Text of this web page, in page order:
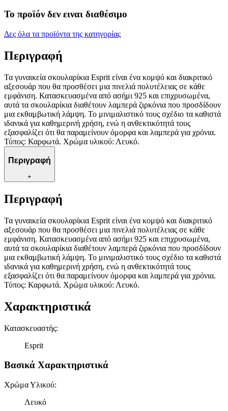
Το προϊόν δεν ειναι διαθέσιμο
Δες όλα τα προϊόντα της κατηγορίας
Περιγραφή
Τα γυναικεία σκουλαρίκια Esprit είναι ένα κομψό και διακριτικό
αξεσουάρ που θα προσθέσει μια πινελιά πολυτέλειας σε κάθε
εμφάνιση. Κατασκευασμένα από ασήμι 925 και επιχρυσωμένα,
αυτά τα σκουλαρίκια διαθέτουν λαμπερά ζιρκόνια που προσδίδουν
μια εκθαμβωτική λάμψη. Το μινιμαλιστικό τους σχέδιο τα καθιστά
ιδανικά για καθημερινή χρήση, ενώ η ανθεκτικότητά τους
εξασφαλίζει ότι θα παραμείνουν όμορφα και λαμπερά για χρόνια.
Τύπος: Καρφωτά. Χρώμα υλικού: Λευκό.
Περιγραφή
+
Περιγραφή
Τα γυναικεία σκουλαρίκια Esprit είναι ένα κομψό και διακριτικό
αξεσουάρ που θα προσθέσει μια πινελιά πολυτέλειας σε κάθε
εμφάνιση. Κατασκευασμένα από ασήμι 925 και επιχρυσωμένα,
αυτά τα σκουλαρίκια διαθέτουν λαμπερά ζιρκόνια που προσδίδουν
μια εκθαμβωτική λάμψη. Το μινιμαλιστικό τους σχέδιο τα καθιστά
ιδανικά για καθημερινή χρήση, ενώ η ανθεκτικότητά τους
εξασφαλίζει ότι θα παραμείνουν όμορφα και λαμπερά για χρόνια.
Τύπος: Καρφωτά. Χρώμα υλικού: Λευκό.
Χαρακτηριστικά
Κατασκευαστής:
Esprit
Βασικά Χαρακτηριστικά
Χρώμα Υλικού:
Λευκό